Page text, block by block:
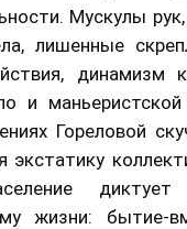
Мускулы
лишенные
динамизм
и
Гореловой
экстатику
жизни: бытие-